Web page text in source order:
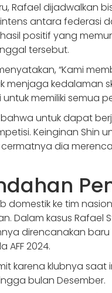
Rafael dijadwalkan
antara federasi
positif yang
tersebut.
“Kami
menjaga kedalaman
memiliki semua
untuk dapat
Keinginan Shin
dia
domestik ke tim
Dalam kasus Rafael
direncanakan
AFF 2024.
karena klubnya
bulan Desember.